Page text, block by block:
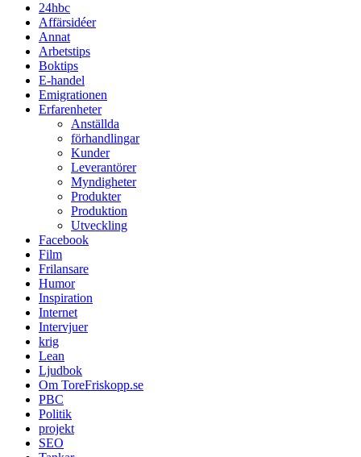
24hbc
Affärsidéer
Annat
Arbetstips
Boktips
E-handel
Emigrationen
Erfarenheter
Anställda
förhandlingar
Kunder
Leverantörer
Myndigheter
Produkter
Produktion
Utveckling
Facebook
Film
Frilansare
Humor
Inspiration
Internet
Intervjuer
krig
Lean
Ljudbok
Om ToreFriskopp.se
PBC
Politik
projekt
SEO